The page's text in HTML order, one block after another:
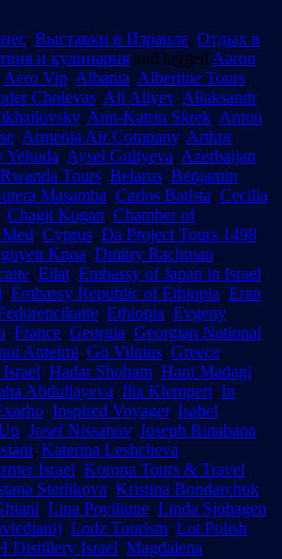
, Выставки в Израиле, Отдых в
и кулинария and tagged Aaron
Aero Vip, Albania, Albertine Tours,
Cholevas, Ali Aliyev, Aliaksandr
, Ann-Katrin Skrek, Anton
, Armenia Air Company, Arthur
Yehuda, Aysel Guliyeva, Azerbaijan,
Tours, Belarus, Benjamin
Masamba, Carlos Batista, Cecilia
, Chagit Kogan, Chamber of
, Cyprus, Da Project Tours 1498,
Knoa, Dmitry Rachman,
, Eilat, Embassy of Japan in Israel,
, Embassy Republic of Ethiopia, Eran
, Ethiopia, Evgeny
, France, Georgia, Georgian National
Anteimi, Go Vilnius, Greece,
, Hadar Shoham, Hani Madagi,
Abdullayeva, Ilia Klempert, In
, Inspired Voyager, Isabel
, Josef Nissanov, Joseph Rutabana,
, Katerina Leshcheva,
Israel, Korona Tours & Travel,
Sterlikova, Kristina Bondarchuk,
, Lina Poviliune, Linda Sjohagen,
, Lodz Tourism, Lot Polish
Distillery Israel, Magdalena